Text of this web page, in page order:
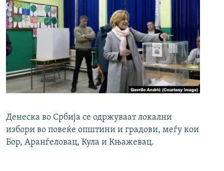
Денеска во Србија се одржуваат локални
избори во повеќе општини и градови, меѓу кои
Бор, Аранѓеловац, Кула и Књажевац.